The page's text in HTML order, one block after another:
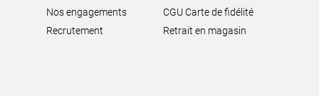
Nos engagements
Recrutement
CGU Carte de fidélité
Retrait en magasin